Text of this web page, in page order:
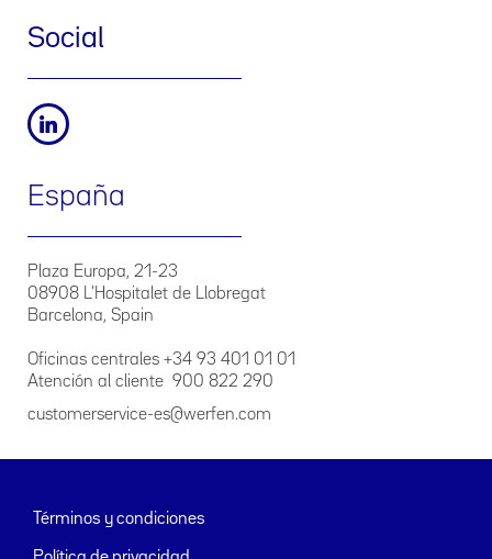
Social
España
Plaza Europa, 21-23
08908 L'Hospitalet de Llobregat
Barcelona, Spain
Oficinas centrales +34 93 401 01 01
Atención al cliente 900 822 290
customerservice-es@werfen.com
Términos y condiciones